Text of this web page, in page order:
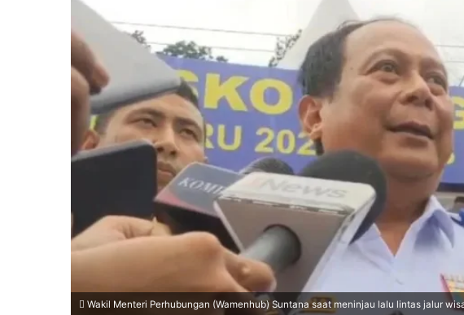
Wakil Menteri Perhubungan (Wamenhub) Suntana saat meninjau lalu lintas jalur